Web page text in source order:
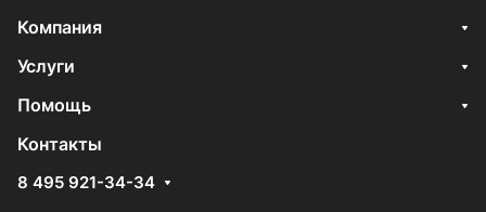
Компания
Услуги
Помощь
Контакты
8 495 921-34-34